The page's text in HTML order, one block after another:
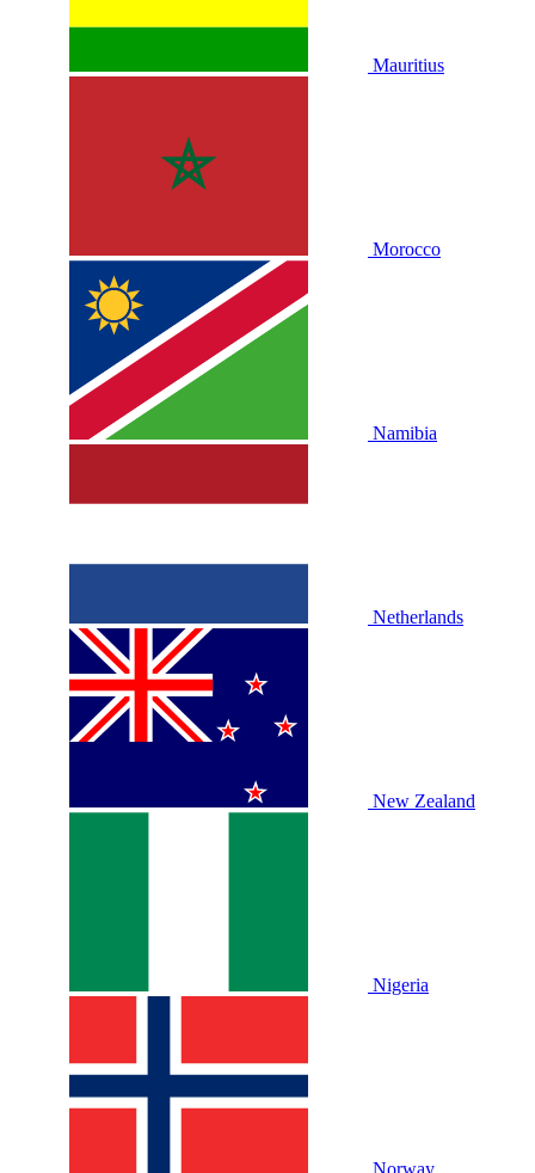
Mauritius
Morocco
Namibia
Netherlands
New Zealand
Nigeria
Norway